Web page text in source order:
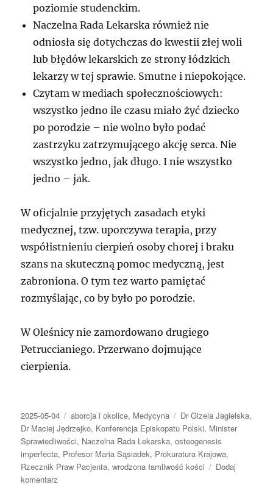
poziomie studenckim.
Naczelna Rada Lekarska również nie
odniosła się dotychczas do kwestii złej woli
lub błędów lekarskich ze strony łódzkich
lekarzy w tej sprawie. Smutne i niepokojące.
Czytam w mediach społecznościowych:
wszystko jedno ile czasu miało żyć dziecko
po porodzie – nie wolno było podać
zastrzyku zatrzymującego akcję serca. Nie
wszystko jedno, jak długo. I nie wszystko
jedno – jak.
W oficjalnie przyjętych zasadach etyki
medycznej, tzw. uporczywa terapia, przy
współistnieniu cierpień osoby chorej i braku
szans na skuteczną pomoc medyczną, jest
zabroniona. O tym tez warto pamiętać
rozmyślając, co by było po porodzie.
W Oleśnicy nie zamordowano drugiego
Petruccianiego. Przerwano dojmujące
cierpienia.
Data
publikacji
2025-05-04 Kategorie
aborcja i okolice, Medycyna Tagi
Dr Gizela Jagielska,
Dr Maciej Jędrzejko, Konferencja Episkopatu Polski, Minister
Sprawiedliwości, Naczelna Rada Lekarska,osteogenesis
imperfecta, Profesor Maria Sąsiadek, Prokuratura Krajowa,
Rzecznik Praw Pacjenta,wrodzona łamliwość kości
Dodaj
komentarz